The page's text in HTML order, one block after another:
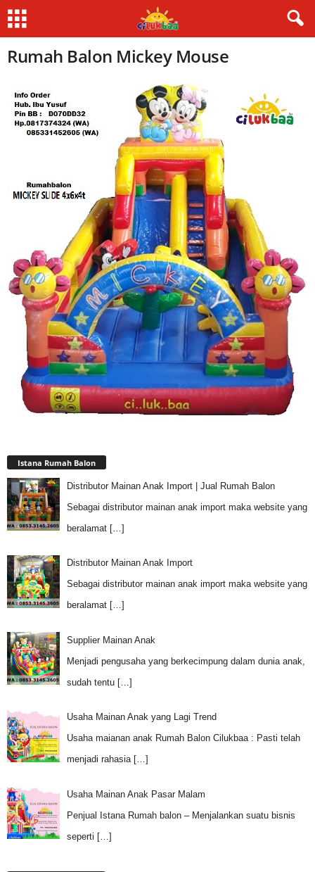
Rumah Balon Mickey Mouse
Istana Rumah Balon
Distributor Mainan Anak Import | Jual Rumah Balon
Sebagai distributor mainan anak import maka website yang
beralamat […]
Distributor Mainan Anak Import
Sebagai distributor mainan anak import maka website yang
beralamat […]
Supplier Mainan Anak
Menjadi pengusaha yang berkecimpung dalam dunia anak,
sudah tentu […]
Usaha Mainan Anak yang Lagi Trend
Usaha maianan anak Rumah Balon Cilukbaa : Pasti telah
menjadi rahasia […]
Usaha Mainan Anak Pasar Malam
Penjual Istana Rumah balon – Menjalankan suatu bisnis
seperti […]